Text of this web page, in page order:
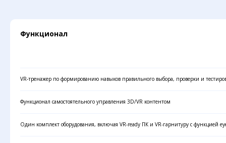
Функционал
VR-тренажер по формированию навыков правильного выбора, проверки и
Функционал самостоятельного управления 3D/VR контентом
Один комплект оборудования, включая VR-ready ПК и VR-гарнитуру с функцией